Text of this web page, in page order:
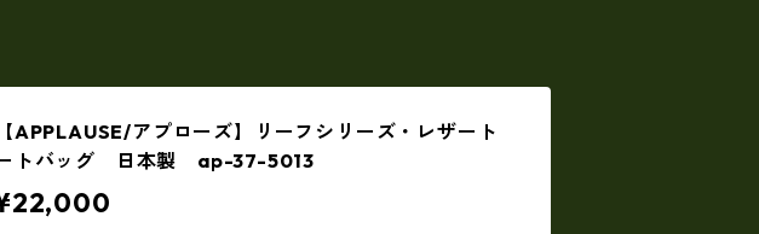
【APPLAUSE/アプローズ】リーフシリーズ・レザート
トバッグ 日本製 ap-37-5013